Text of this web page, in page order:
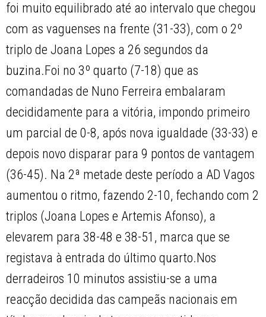
foi muito equilibrado até ao intervalo que chegou
com as vaguenses na frente (31-33), com o 2º
triplo de Joana Lopes a 26 segundos da
buzina.Foi no 3º quarto (7-18) que as
comandadas de Nuno Ferreira embalaram
decididamente para a vitória, impondo primeiro
um parcial de 0-8, após nova igualdade (33-33) e
depois novo disparar para 9 pontos de vantagem
(36-45). Na 2ª metade deste período a AD Vagos
aumentou o ritmo, fazendo 2-10, fechando com 2
triplos (Joana Lopes e Artemis Afonso), a
elevarem para 38-48 e 38-51, marca que se
registava à entrada do último quarto.Nos
derradeiros 10 minutos assistiu-se a uma
reacção decidida das campeãs nacionais em